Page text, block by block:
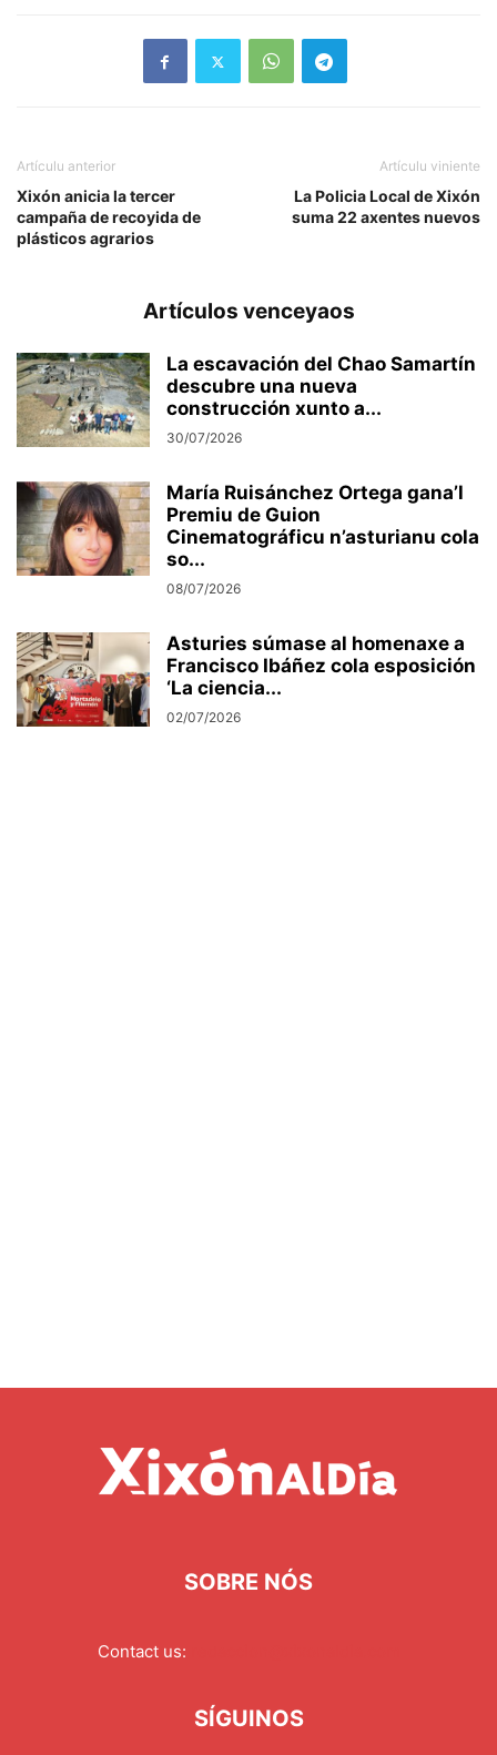
Artículu anterior
Xixón anicia la tercer
campaña de recoyida de
plásticos agrarios
Artículu viniente
La Policia Local de Xixón
suma 22 axentes nuevos
Artículos venceyaos
La escavación del Chao Samartín
descubre una nueva
construcción xunto a...
30/07/2026
María Ruisánchez Ortega gana’l
Premiu de Guion
Cinematográficu n’asturianu cola
so...
08/07/2026
Asturies súmase al homenaxe a
Francisco Ibáñez cola esposición
‘La ciencia...
02/07/2026
SOBRE NÓS
Contact us:
SÍGUINOS